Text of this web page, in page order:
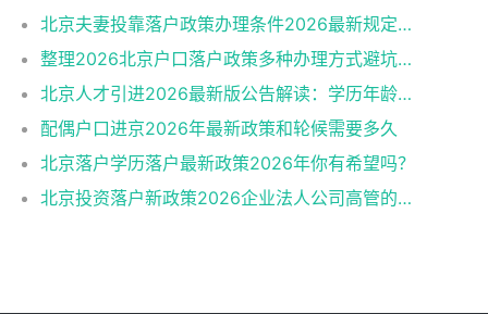
北京夫妻投靠落户政策办理条件2026最新规定消息
整理2026北京户口落户政策多种办理方式避坑指南
北京人才引进2026最新版公告解读：学历年龄是门槛
配偶户口进京2026年最新政策和轮候需要多久
北京落户学历落户最新政策2026年你有希望吗？
北京投资落户新政策2026企业法人公司高管的福音